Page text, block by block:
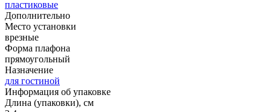
пластиковые
Дополнительно
Место установки
врезные
Форма плафона
прямоугольный
Назначение
для гостиной
Информация об упаковке
Длина (упаковки), см